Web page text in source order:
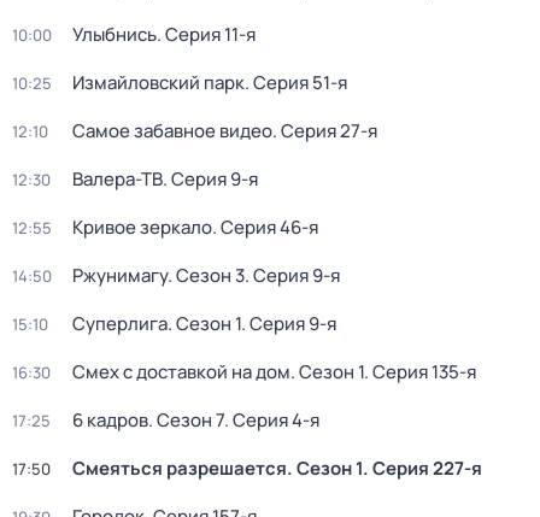
10:00 Улыбнись. Серия 11-я
10:25 Измайловский парк. Серия 51-я
12:10 Самое забавное видео. Серия 27-я
12:30 Валера-ТВ. Серия 9-я
12:55 Кривое зеркало. Серия 46-я
14:50 Ржунимагу. Сезон 3. Серия 9-я
15:10 Суперлига. Сезон 1. Серия 9-я
16:30 Смех с доставкой на дом. Сезон 1. Серия 135-я
17:25 6 кадров. Сезон 7. Серия 4-я
17:50 Смеяться разрешается. Сезон 1. Серия 227-я